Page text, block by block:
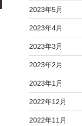
2023年5月
2023年4月
2023年3月
2023年2月
2023年1月
2022年12月
2022年11月